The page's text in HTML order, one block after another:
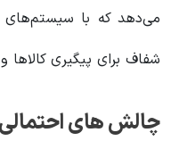
می‌دهد که با
شفاف برای پیگیری کالاها
چالش های احتمالی